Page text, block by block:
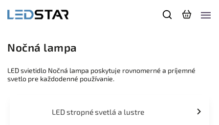
Nočná lampa
LED svietidlo Nočná lampa poskytuje rovnomerné a príjemné
svetlo pre každodenné používanie.
LED stropné svetlá a lustre